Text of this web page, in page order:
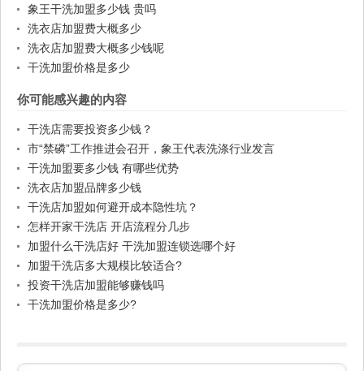
象王干洗加盟多少钱 贵吗
洗衣店加盟费大概多少
洗衣店加盟费大概多少钱呢
干洗加盟价格是多少
你可能感兴趣的内容
干洗店需要投资多少钱？
市“禁磷”工作推进会召开，象王代表洗涤行业发言
干洗加盟要多少钱 有哪些优势
洗衣店加盟品牌多少钱
干洗店加盟如何避开成本隐性坑？
怎样开家干洗店 开店流程分几步
加盟什么干洗店好 干洗加盟连锁选哪个好
加盟干洗店多大规模比较适合?
投资干洗店加盟能够赚钱吗
干洗加盟价格是多少?